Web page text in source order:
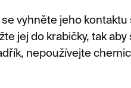
vyhněte jeho
jej do krabičky, tak
nepoužívejte